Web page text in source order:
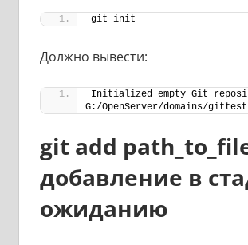
git init
Должно вывести:
Initialized empty Git
G:/OpenServer/domains/
git add
добавление в
ожиданию